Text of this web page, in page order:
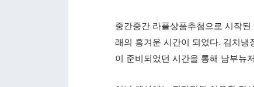
중간중간 라플상품추첨으로 시작
래의 흥겨운 시간이 되었다. 김치냉
이 준비되었던 시간을 통해 남부뉴